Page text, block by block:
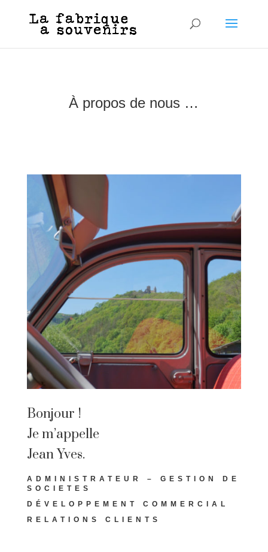
À propos de nous …
Bonjour !
Je m’appelle
Jean Yves.
ADMINISTRATEUR – GESTION DE
SOCIETES
DÉVELOPPEMENT COMMERCIAL
RELATIONS CLIENTS